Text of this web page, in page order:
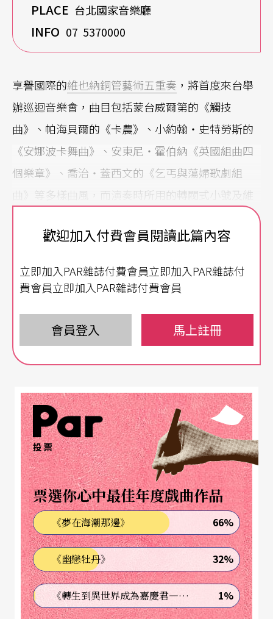
PLACE 台北國家音樂廳
INFO 07 5370000
享譽國際的維也納銅管藝術五重奏 ，將首度來台舉
辦巡迴音樂會，曲目包括蒙台威爾第的《觸技
曲》、帕海貝爾的《卡農》、小約翰‧史特勞斯的
《安娜波卡舞曲》、安東尼‧霍伯納《英國組曲四
個樂章》、喬治‧蓋西文的《乞丐與蕩婦歌劇組
曲》等多樣曲風，而演奏時所用的轉閥式小號及維
奏外，更特別為學習銅管演奏的學子們準備專業的
大師班課程，內容包括銅管樂器演奏技巧解析、與
大師近距離接觸探討及吸收其演奏經驗，全程安排
專業即席翻譯，是國內學子拓展音樂視野的難得機
會。
弓弦琴鍵的極致融合
聽杜沁澐與黃可儂「飛炫琴色」
有人說，小提琴的細膩多情是所有樂器中最具穿透
力的；也有人說，一架鋼琴可比擬出整個交響樂團
的音色。而拉威爾則說，「鋼琴與小提琴本是不相
容的兩個樂器」。但國際知名的旅法小提琴家杜沁
澐與旅美鋼琴家黃可儂，卻將弓弦與琴鍵出神入化
地緊密融合，激盪炫麗的火花。
「飛炫琴色」演奏會涵括了浪漫、法國印象及現代
歡迎加入付費會員閱讀此篇內容
立即加入PAR雜誌付費會員立即加入PAR雜誌付
費會員立即加入PAR雜誌付費會員
會員登入 馬上註冊
投票
票選你心中最佳年度戲曲作品
《夢在海潮那邊》 66%
《幽戀牡丹》 32%
《轉生到異世界成為嘉慶君—發現我的祖先是詐騙集團!?》 1%